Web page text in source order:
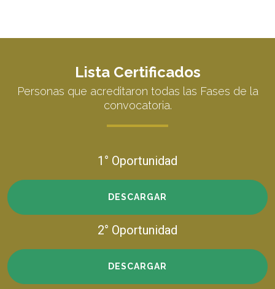
Lista Certificados
Personas que acreditaron todas las Fases de la
convocatoria.
1° Oportunidad
DESCARGAR
2° Oportunidad
DESCARGAR